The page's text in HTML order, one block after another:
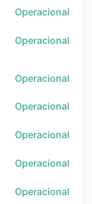
Operacional
Operacional
Operacional
Operacional
Operacional
Operacional
Operacional